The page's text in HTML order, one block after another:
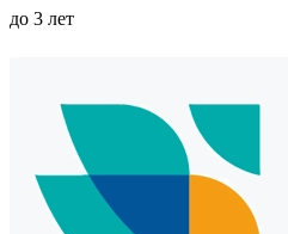
до 3 лет